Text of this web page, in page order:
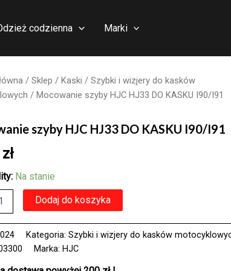
codzienna Marki
/ Sklep / Kaski / Szybki i wizjery do kasków
/ Mocowanie szyby HJC HJ33 DO KASKU I90/I91
szyby HJC HJ33 DO KASKU I90/I91
zł
Na stanie
Dodaj do koszyka
Kategoria: Szybki i wizjery do kasków
Marka: HJC